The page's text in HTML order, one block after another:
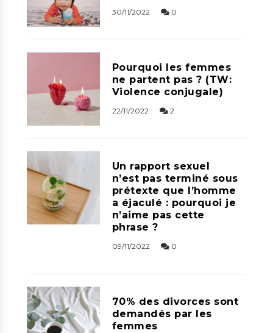
30/11/2022 0
Pourquoi les femmes
ne partent pas ? (TW:
Violence conjugale)
22/11/2022 2
Un rapport sexuel
n’est pas terminé sous
prétexte que l’homme
a éjaculé : pourquoi je
n’aime pas cette
phrase ?
09/11/2022 0
70% des divorces sont
demandés par les
femmes